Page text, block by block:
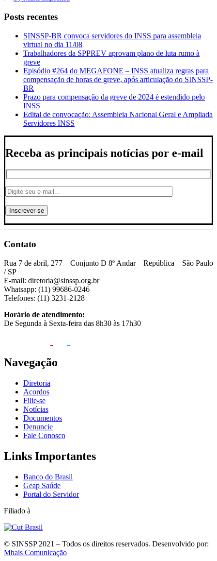
Posts recentes
SINSSP-BR convoca servidores do INSS para assembleia
virtual no dia 11/08
Trabalhadores da SPPREV aprovam plano de luta rumo à
greve
Episódio #264 do MEGAFONE – INSS atualiza regras para
compensação de horas de greve, após articulação do SINSSP-
BR
Prazo para compensação da greve de 2024 é estendido pelo
INSS
Edital de convocação: Assembleia Nacional Geral e Ampliada
Servidores INSS
Receba as principais notícias por e-mail
Contato
Rua 7 de abril, 277 – Conjunto D 8º Andar – República – São Paulo
/ SP
E-mail: diretoria@sinssp.org.br
Whatsapp: (11) 99686-0246
Telefones: (11) 3231-2128
Horário de atendimento:
De Segunda à Sexta-feira das 8h30 às 17h30
Navegação
Diretoria
Acordos
Filie-se
Notícias
Documentos
Denuncie
Fale Conosco
Links Importantes
Banco do Brasil
Geap Saúde
Portal do Servidor
Filiado à
© SINSSP 2021 – Todos os direitos reservados. Desenvolvido por:
Mhais Comunicação